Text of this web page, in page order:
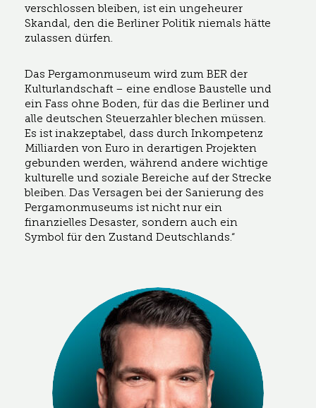
verschlossen bleiben, ist ein ungeheurer
Skandal, den die Berliner Politik niemals hätte
zulassen dürfen.
Das Pergamonmuseum wird zum BER der
Kulturlandschaft – eine endlose Baustelle und
ein Fass ohne Boden, für das die Berliner und
alle deutschen Steuerzahler blechen müssen.
Es ist inakzeptabel, dass durch Inkompetenz
Milliarden von Euro in derartigen Projekten
gebunden werden, während andere wichtige
kulturelle und soziale Bereiche auf der Strecke
bleiben. Das Versagen bei der Sanierung des
Pergamonmuseums ist nicht nur ein
finanzielles Desaster, sondern auch ein
Symbol für den Zustand Deutschlands.“